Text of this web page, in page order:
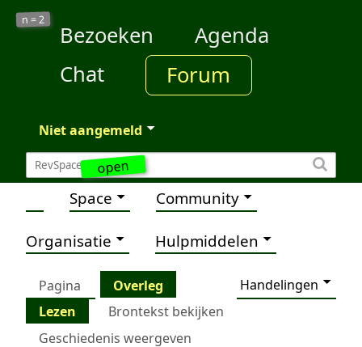
open
n =2
Bezoeken
Agenda
Chat
Forum
Niet aangemeld
Space Community
Organisatie Hulpmiddelen
Pagina Overleg
Handelingen
Lezen
Brontekst bekijken
Geschiedenis weergeven